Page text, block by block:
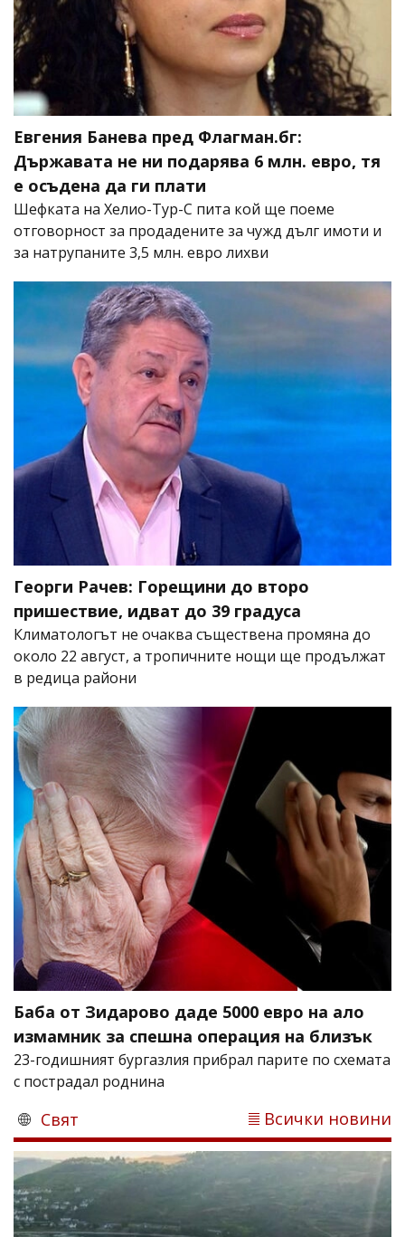
Евгения Банева пред Флагман.бг:
Държавата не ни подарява 6 млн. евро, тя
е осъдена да ги плати
Шефката на Хелио-Тур-С пита кой ще поеме
отговорност за продадените за чужд дълг имоти и
за натрупаните 3,5 млн. евро лихви
Георги Рачев: Горещини до второ
пришествие, идват до 39 градуса
Климатологът не очаква съществена промяна до
около 22 август, а тропичните нощи ще продължат
в редица райони
Баба от Зидарово даде 5000 евро на ало
измамник за спешна операция на близък
23-годишният бургазлия прибрал парите по схемата
с пострадал роднина
Свят Всички новини